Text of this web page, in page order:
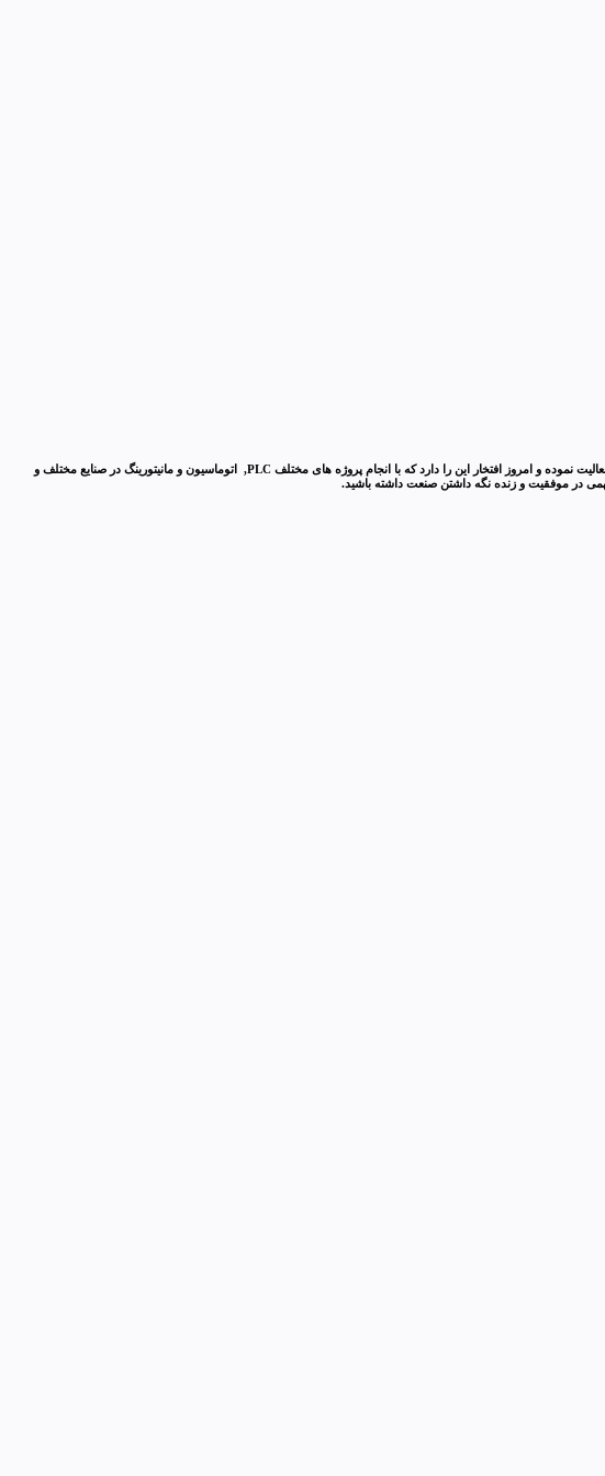
فنی مهندسی آروین کنترل با کادری جوان و در عین حال مجرب و با سابقه چند سالی است که با تامین تجهیزات و همچنین هدف بهبود اتوماسیون در صنایع مختلف کشور شروع به فعالیت نموده و امروز افتخار این را دارد که با انجام پروژه های مختلف PLC, اتوماسیون و مانیتورینگ در صنایع مختلف و
در موفقیت و زنده نگه داشتن صنعت داشته باشید.